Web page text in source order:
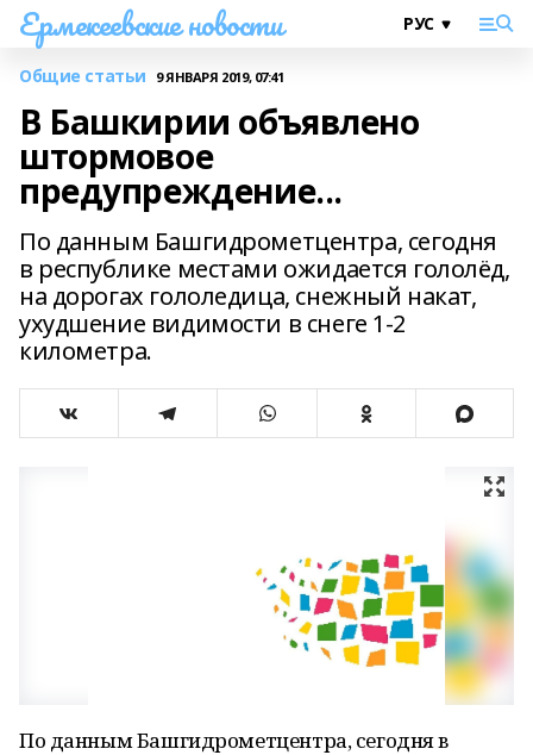
Ермекеевские новости
Общие статьи 9 ЯНВАРЯ 2019, 07:41
В Башкирии объявлено
штормовое
предупреждение...
По данным Башгидрометцентра, сегодня
в республике местами ожидается гололёд,
на дорогах гололедица, снежный накат,
ухудшение видимости в снеге 1-2
километра.
По данным Башгидрометцентра, сегодня в